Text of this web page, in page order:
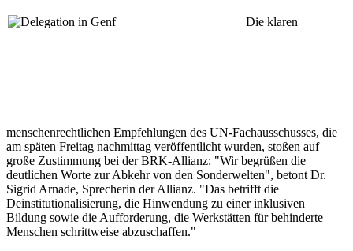
Die klaren
menschenrechtlichen Empfehlungen des UN-Fachausschusses, die
am späten Freitag nachmittag veröffentlicht wurden, stoßen auf
große Zustimmung bei der BRK-Allianz: "Wir begrüßen die
deutlichen Worte zur Abkehr von den Sonderwelten", betont Dr.
Sigrid Arnade, Sprecherin der Allianz. "Das betrifft die
Deinstitutionalisierung, die Hinwendung zu einer inklusiven
Bildung sowie die Aufforderung, die Werkstätten für behinderte
Menschen schrittweise abzuschaffen."